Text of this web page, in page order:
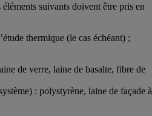
suivants doivent être pris en
thermique (le cas échéant) ;
de verre, laine de basalte, fibre de
: polystyrène, laine de façade à